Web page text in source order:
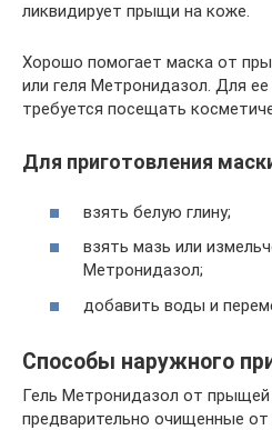
ликвидирует прыщи на коже.
Хорошо помогает маска от
или геля Метронидазол. Для
требуется посещать
Для приготовления
взять белую глину;
взять мазь или
Метронидазол;
добавить воды и
Способы наружного
Гель Метронидазол от прыщей
предварительно очищенные от